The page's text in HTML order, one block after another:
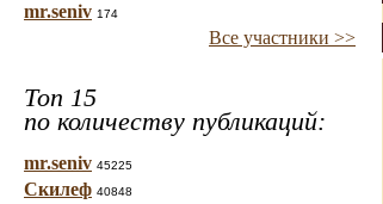
mr.seniv 174
Все участники >>
Топ 15
по количеству публикаций:
mr.seniv 45225
Скилеф 40848